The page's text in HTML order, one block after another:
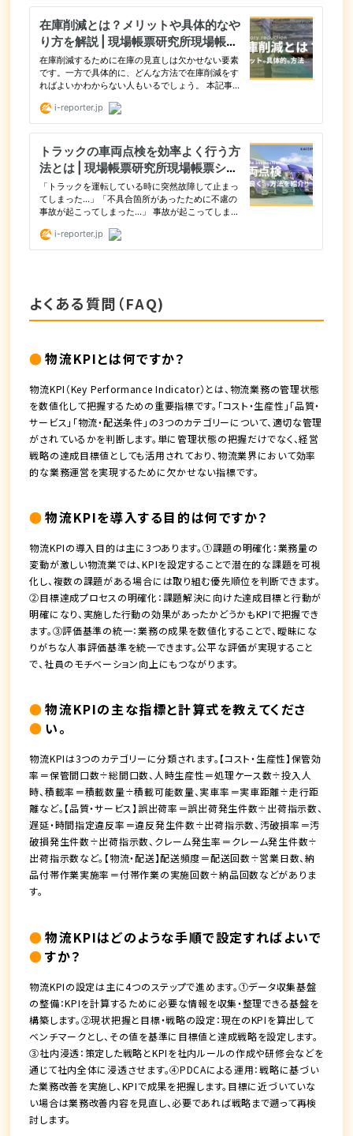
よくある質問（FAQ)
物流KPIとは何ですか？
物流KPI（Key Performance Indicator）とは、物流業務の管理状態
を数値化して把握するための重要指標です。「コスト・生産性」「品質・
サービス」「物流・配送条件」の3つのカテゴリーについて、適切な管理
がされているかを判断します。単に管理状態の把握だけでなく、経営
戦略の達成目標値としても活用されており、物流業界において効率
的な業務運営を実現するために欠かせない指標です。
物流KPIを導入する目的は何ですか？
物流KPIの導入目的は主に3つあります。①課題の明確化：業務量の
変動が激しい物流業では、KPIを設定することで潜在的な課題を可視
化し、複数の課題がある場合には取り組む優先順位を判断できます。
②目標達成プロセスの明確化：課題解決に向けた達成目標と行動が
明確になり、実施した行動の効果があったかどうかもKPIで把握でき
ます。③評価基準の統一：業務の成果を数値化することで、曖昧にな
りがちな人事評価基準を統一できます。公平な評価が実現すること
で、社員のモチベーション向上にもつながります。
物流KPIの主な指標と計算式を教えてくださ
い。
物流KPIは3つのカテゴリーに分類されます。【コスト・生産性】保管効
率＝保管間口数÷総間口数、人時生産性＝処理ケース数÷投入人
時、積載率＝積載数量÷積載可能数量、実車率＝実車距離÷走行距
離など。【品質・サービス】誤出荷率＝誤出荷発生件数÷出荷指示数、
遅延・時間指定違反率＝違反発生件数÷出荷指示数、汚破損率＝汚
破損発生件数÷出荷指示数、クレーム発生率＝クレーム発生件数÷
出荷指示数など。【物流・配送】配送頻度＝配送回数÷営業日数、納
品付帯作業実施率＝付帯作業の実施回数÷納品回数などがありま
す。
物流KPIはどのような手順で設定すればよいで
すか？
物流KPIの設定は主に4つのステップで進めます。①データ収集基盤
の整備：KPIを計算するために必要な情報を収集・整理できる基盤を
構築します。②現状把握と目標・戦略の設定：現在のKPIを算出して
ベンチマークとし、その値を基準に目標値と達成戦略を設定します。
③社内浸透：策定した戦略とKPIを社内ルールの作成や研修会などを
通じて社内全体に浸透させます。④PDCAによる運用：戦略に基づい
た業務改善を実施し、KPIで成果を把握します。目標に近づいていな
い場合は業務改善内容を見直し、必要であれば戦略まで遡って再検
討します。